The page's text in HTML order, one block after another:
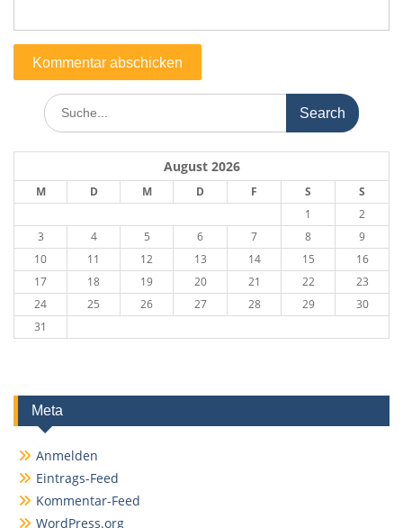
Search
for:
August 2026
M D M D F S
S
1
2
3
4 5 6 7 8
9
10
11 12 13 14 15
16
17
18 19 20 21 22
23
24
25 26 27 28 29
30
31
Meta
Anmelden
Eintrags-Feed
Kommentar-Feed
WordPress.org